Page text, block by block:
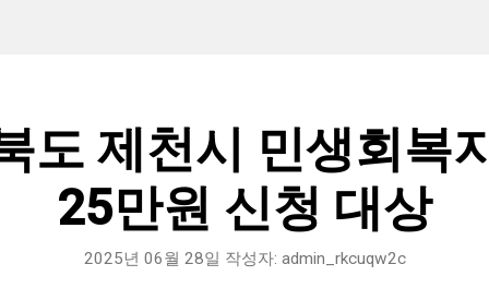
도 제천시 민생회복
25만원 신청 대상
2025년 06월 28일 작성자: admin_rkcuqw2c